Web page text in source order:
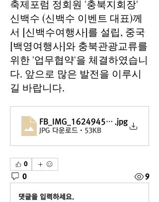
축제포럼 정회원 '충북지회장'
신백수 (신백수 이벤트 대표)께
서 [신백수여행사]를 설립, 중국
[백영여행사]와 충북관광교류를
위한 '업무협약'을 체결하였습니
다. 앞으로 많은 발전을 이루시
길 바랍니다.
FB_IMG_1624945156446
.jpg
JPG 다운로드 • 53KB
0
0 9
댓글을 입력하세요.